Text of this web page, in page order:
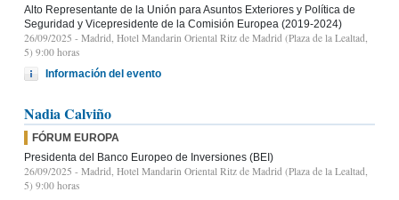
Alto Representante de la Unión para Asuntos Exteriores y Política de
Seguridad y Vicepresidente de la Comisión Europea (2019-2024)
26/09/2025 - Madrid, Hotel Mandarin Oriental Ritz de Madrid (Plaza de la Lealtad,
5) 9:00 horas
Información del evento
Nadia Calviño
FÓRUM EUROPA
Presidenta del Banco Europeo de Inversiones (BEI)
26/09/2025 - Madrid, Hotel Mandarin Oriental Ritz de Madrid (Plaza de la Lealtad,
5) 9:00 horas